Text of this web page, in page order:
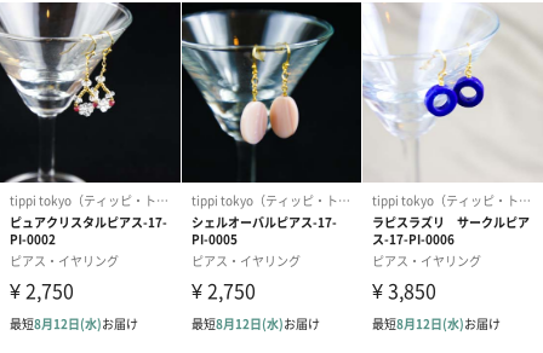
ガーネット
エネルギーを活性化し勝負運を高めてくれます。努力を成功に導
いてくれるストーンです。
アクアマリン
します。物事をじっくり確実にすすめたいときに。